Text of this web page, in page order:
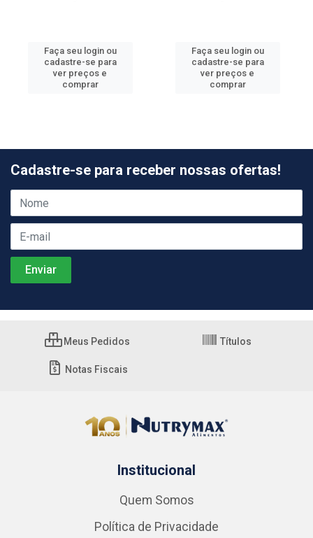
Faça seu login ou
cadastre-se para
ver preços e
comprar
Faça seu login ou
cadastre-se para
ver preços e
comprar
Cadastre-se para receber nossas ofertas!
Meus Pedidos Títulos
Notas Fiscais
Institucional
Quem Somos
Política de Privacidade